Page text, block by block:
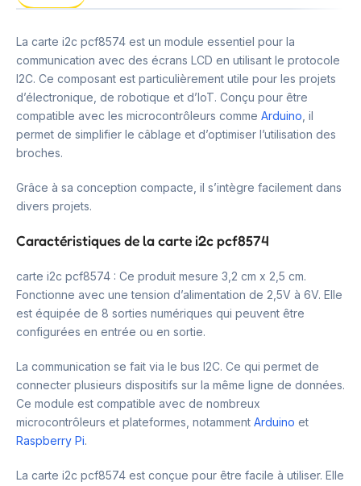
La carte i2c pcf8574 est un module essentiel pour la
communication avec des écrans LCD en utilisant le protocole
I2C. Ce composant est particulièrement utile pour les projets
d’électronique, de robotique et d’IoT. Conçu pour être
compatible avec les microcontrôleurs comme Arduino , il
permet de simplifier le câblage et d’optimiser l’utilisation des
broches.
Grâce à sa conception compacte, il s’intègre facilement dans
divers projets.
Caractéristiques de la carte i2c pcf8574
carte i2c pcf8574 : Ce produit mesure 3,2 cm x 2,5 cm.
Fonctionne avec une tension d’alimentation de 2,5V à 6V. Elle
est équipée de 8 sorties numériques qui peuvent être
configurées en entrée ou en sortie.
La communication se fait via le bus I2C. Ce qui permet de
connecter plusieurs dispositifs sur la même ligne de données.
Ce module est compatible avec de nombreux
microcontrôleurs et plateformes, notamment Arduino et
Raspberry Pi.
La carte i2c pcf8574 est conçue pour être facile à utiliser. Elle